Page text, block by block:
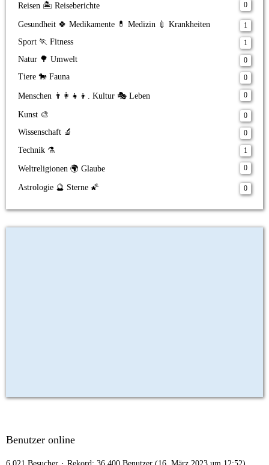
Reisen 🏝️ Reiseberichte 0
Gesundheit 🍀 Medikamente 💊 Medizin 💉 Krankheiten 1
Sport 🏃 Fitness 1
Natur 🌳 Umwelt 0
Tiere 🐎 Fauna 0
Menschen 👨‍👩‍👧‍👦. Kultur 🎭 Leben 0
Kunst 🎨 0
Wissenschaft 🔬 0
Technik ⚗️ 1
Weltreligionen 🌍 Glaube 0
Astrologie 🔮 Sterne 🌠 0
Benutzer online